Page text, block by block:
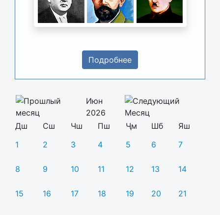
Подробнее
Июн
2026
Дш
Сш Чш Пш Ҷм Шб
Яш
1
2 3 4 5 6 7
8 9 10 11 12 13 14
15 16 17 18 19 20 21